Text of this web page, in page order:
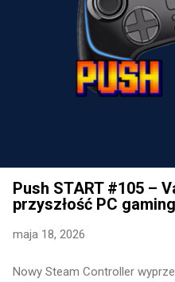
Push START #105 –
przyszłość PC
maja 18, 2026
Nowy Steam Controller